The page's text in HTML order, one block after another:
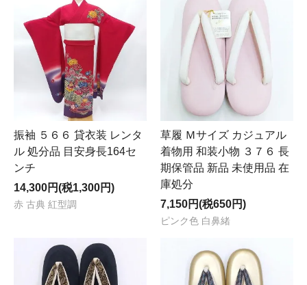
振袖 ５６６ 貸衣装 レンタ
ル 処分品 目安身長164セ
ンチ
14,300円(税1,300円)
赤 古典 紅型調
草履 Ｍサイズ カジュアル
着物用 和装小物 ３７６ 長
期保管品 新品 未使用品 在
庫処分
7,150円(税650円)
ピンク色 白鼻緒